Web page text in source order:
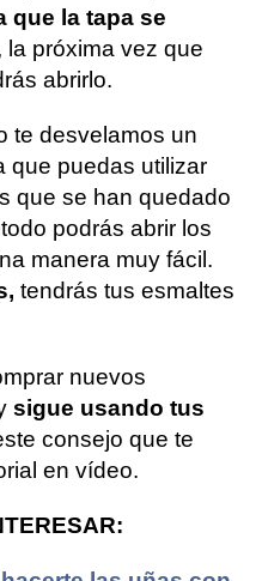
que la tapa se
la próxima vez que
abrirlo.
te desvelamos un
que puedas utilizar
que se han quedado
podrás abrir los
manera muy fácil.
tendrás tus esmaltes
nuevos
sigue usando tus
consejo que te
en vídeo.